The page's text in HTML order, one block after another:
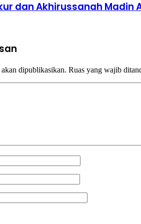
dan Akhirussanah Madin
dipublikasikan. Ruas yang wajib